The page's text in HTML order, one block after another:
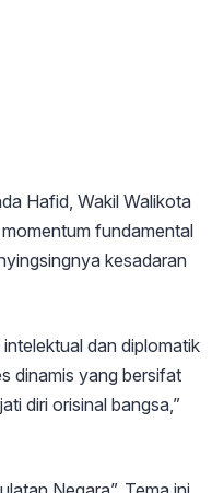
Hafid, Wakil Walikota
fundamental
kesadaran
dan diplomatik
dinamis yang bersifat
diri orisinal bangsa,”